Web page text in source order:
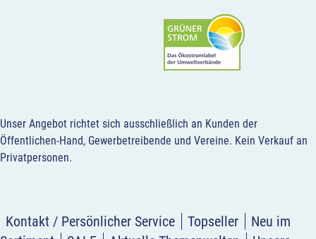
Unser Angebot richtet sich ausschließlich an Kunden der
Öffentlichen-Hand, Gewerbetreibende und Vereine. Kein Verkauf an
Privatpersonen.
Kontakt / Persönlicher Service Topseller
Neu im